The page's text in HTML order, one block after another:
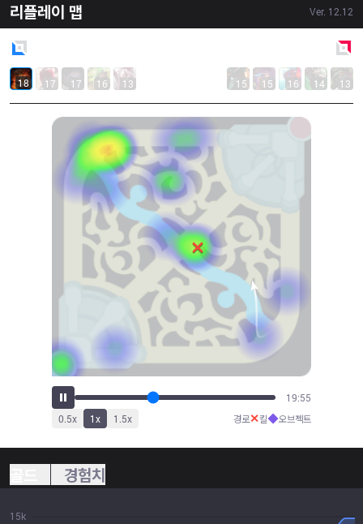
리플레이 맵 Ver. 12.12
18 17 17 16 13 15 15 16 14 13
22:02
0.5x 1x 1.5x 경로✕킬◆오브젝트
경험치
15k